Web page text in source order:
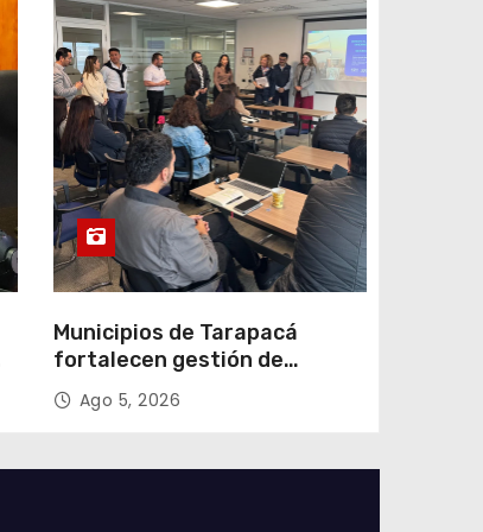
Municipios de Tarapacá
fortalecen gestión de
subsidios de agua potable en
jornada regional organizada
ANDESS
Ago 5, 2026